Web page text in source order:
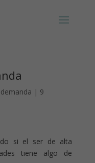
| 9
si el ser de alta
tiene algo de